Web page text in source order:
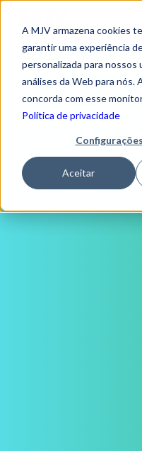
A MJV armazena cookies
garantir uma experiência
personalizada para nossos
análises da Web para nós.
concorda com esse
Política de privacidade
Aceitar